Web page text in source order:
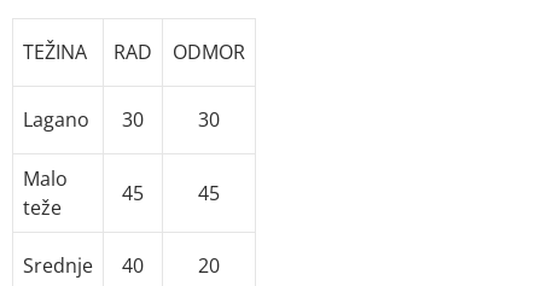
TEŽINA RAD ODMOR
Lagano 30 30
Malo
teže
45 45
Srednje 40 20